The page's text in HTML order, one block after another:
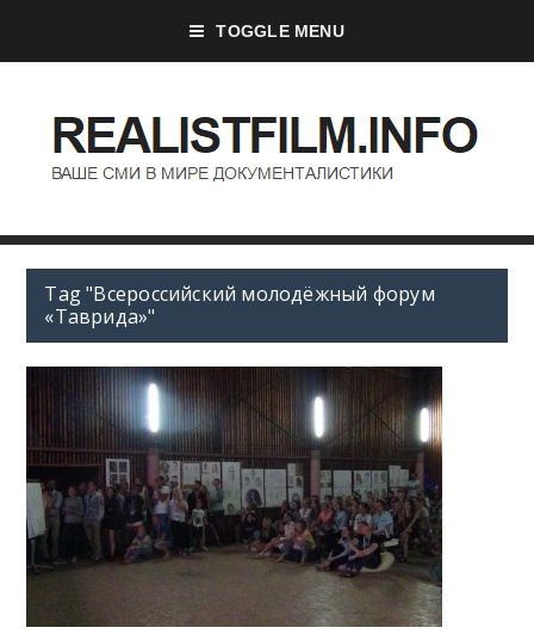
TOGGLE MENU
Tag "Всероссийский молодёжный форум
«Таврида»"